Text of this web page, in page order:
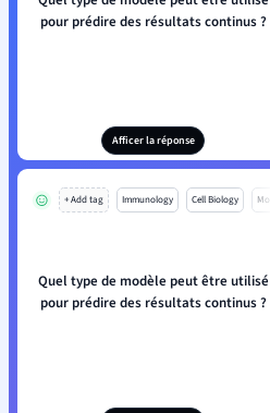
pour prédire des résultats continus ?
Afficer la réponse
+ Add tag Immunology Cell Biology Mo
Quel type de modèle peut être utilisé
pour prédire des résultats continus ?